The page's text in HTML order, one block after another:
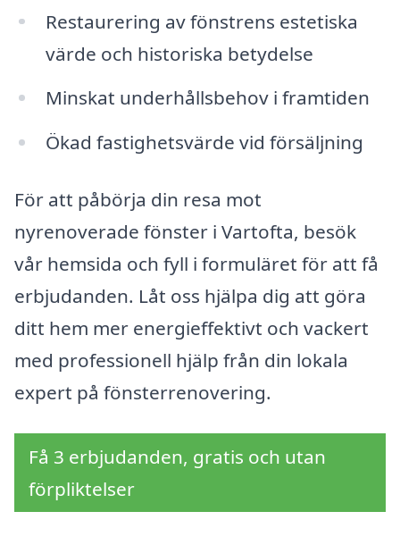
Restaurering av fönstrens estetiska
värde och historiska betydelse
Minskat underhållsbehov i framtiden
Ökad fastighetsvärde vid försäljning
För att påbörja din resa mot
nyrenoverade fönster i Vartofta, besök
vår hemsida och fyll i formuläret för att få
erbjudanden. Låt oss hjälpa dig att göra
ditt hem mer energieffektivt och vackert
med professionell hjälp från din lokala
expert på fönsterrenovering.
Få 3 erbjudanden, gratis och utan
förpliktelser